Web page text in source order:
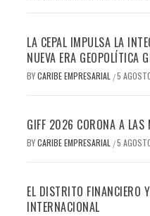
LA CEPAL IMPULSA LA
NUEVA ERA GEOPOLÍTICA
BYCARIBE EMPRESARIAL /5
GIFF 2026 CORONA A LAS
BYCARIBE EMPRESARIAL /5
EL DISTRITO FINANCIERO
INTERNACIONAL